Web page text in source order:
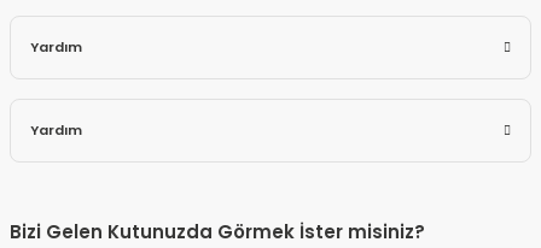
Yardım
Yardım
Bizi Gelen Kutunuzda Görmek İster misiniz?